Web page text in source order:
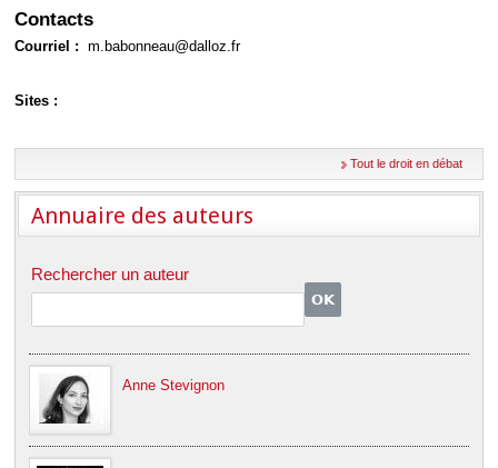
Contacts
Courriel : m.babonneau@dalloz.fr
Sites :
Tout le droit en débat
Annuaire des auteurs
Rechercher un auteur
Anne Stevignon